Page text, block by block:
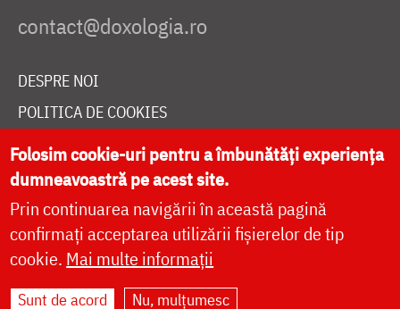
DESPRE NOI
POLITICA DE COOKIES
DONEAZĂ ONLINE PENTRU CATEDRALA NAȚIONALĂ
LIVE
Site dezvoltat deDOXOLOGIA MEDIA
Folosim cookie-uri pentru a îmbunătăți experiența
dumneavoastră pe acest site.
Prin continuarea navigării în această pagină
confirmați acceptarea utilizării fișierelor de tip
cookie. Mai multe informații
Sunt de acord Nu, mulțumesc